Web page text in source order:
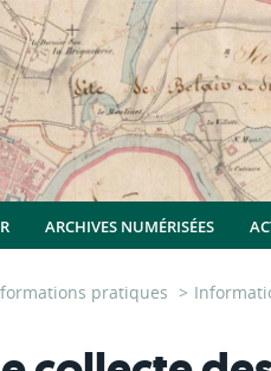
ARCHIVES NUMÉRISÉES
pratiques